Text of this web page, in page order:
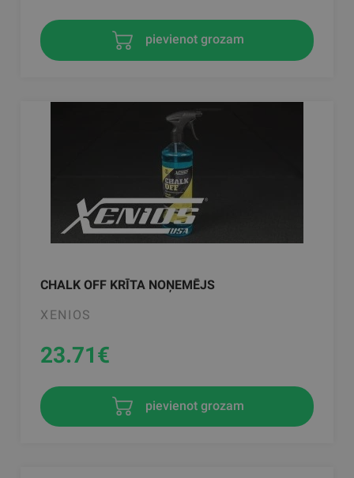
pievienot grozam
CHALK OFF KRĪTA NOŅEMĒJS
XENIOS
23.71€
pievienot grozam